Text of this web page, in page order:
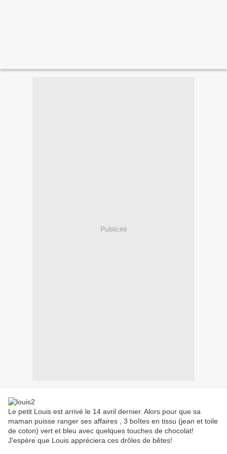
Publicité
Le petit Louis est arrivé le 14 avril dernier. Alors pour que sa
maman puisse ranger ses affaires , 3 boîtes en tissu (jean et toile
de coton) vert et bleu avec quelques touches de chocolat!
J'espère que Louis appréciera ces drôles de bêtes!